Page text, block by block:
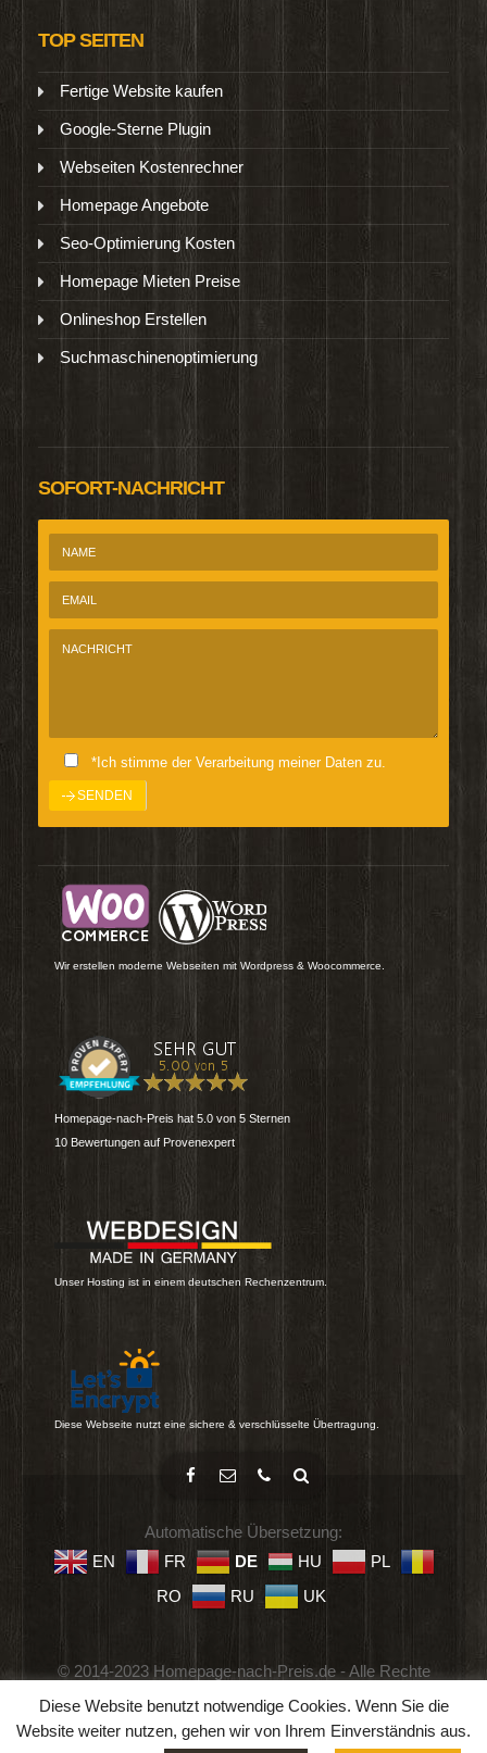
TOP SEITEN
Fertige Website kaufen
Google-Sterne Plugin
Webseiten Kostenrechner
Homepage Angebote
Seo-Optimierung Kosten
Homepage Mieten Preise
Onlineshop Erstellen
Suchmaschinenoptimierung
SOFORT-NACHRICHT
*Ich stimme der Verarbeitung meiner Daten zu.
Wir erstellen moderne Webseiten mit Wordpress & Woocommerce.
Homepage-nach-Preis hat 5.0 von 5 Sternen
10 Bewertungen auf Provenexpert
Unser Hosting ist in einem deutschen Rechenzentrum.
Diese Webseite nutzt eine sichere & verschlüsselte Übertragung.
Automatische Übersetzung:
EN
FR DE HU
PL
RO
RU UK
© 2014-2023 Homepage-nach-Preis.de - Alle Rechte
Geschäftsbedingungen
Diese Website benutzt notwendige Cookies. Wenn Sie die
Website weiter nutzen, gehen wir von Ihrem Einverständnis aus.